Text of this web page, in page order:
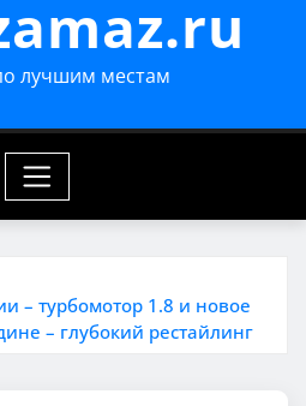
лучшим местам
– турбомотор 1.8 и новое
– глубокий рестайлинг